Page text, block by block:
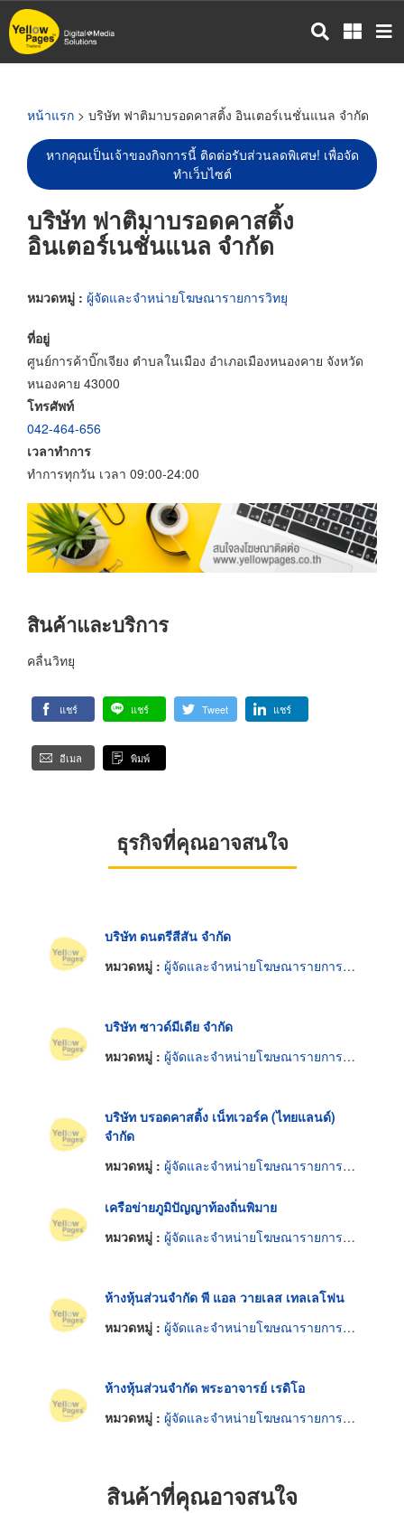
ข้าม
ไป
หน้าแรก > บริษัท ฟาติมาบรอดคาสติ้ง อินเตอร์เนชั่นแนล จำกัด
หากคุณเป็นเจ้าของกิจการนี้ ติดต่อรับส่วนลดพิเศษ! เพื่อจัด
ทำเว็บไซต์
บริษัท ฟาติมาบรอดคาสติ้ง
อินเตอร์เนชั่นแนล จำกัด
หมวดหมู่ : ผู้จัดและจำหน่ายโฆษณารายการวิทยุ
ที่อยู่
ศูนย์การค้าบิ๊กเจียง ตำบลในเมือง อำเภอเมืองหนองคาย จังหวัด
หนองคาย 43000
โทรศัพท์
042-464-656
เวลาทำการ
ทำการทุกวัน เวลา 09:00-24:00
สินค้าและบริการ
คลื่นวิทยุ
แชร์ แชร์ Tweet แชร์
อีเมล พิมพ์
ธุรกิจที่คุณอาจสนใจ
บริษัท ดนตรีสีสัน จำกัด
หมวดหมู่ : ผู้จัดและจำหน่ายโฆษณารายการวิทยุ
บริษัท ซาวด์มีเดีย จำกัด
หมวดหมู่ : ผู้จัดและจำหน่ายโฆษณารายการวิทยุ
บริษัท บรอดคาสติ้ง เน็ทเวอร์ค (ไทยแลนด์)
จำกัด
หมวดหมู่ : ผู้จัดและจำหน่ายโฆษณารายการวิทยุ
เครือข่ายภูมิปัญญาท้องถิ่นพิมาย
หมวดหมู่ : ผู้จัดและจำหน่ายโฆษณารายการวิทยุ
ห้างหุ้นส่วนจำกัด พี แอล วายเลส เทลเลโฟน
หมวดหมู่ : ผู้จัดและจำหน่ายโฆษณารายการวิทยุ
ห้างหุ้นส่วนจำกัด พระอาจารย์ เรดิโอ
หมวดหมู่ : ผู้จัดและจำหน่ายโฆษณารายการวิทยุ
สินค้าที่คุณอาจสนใจ